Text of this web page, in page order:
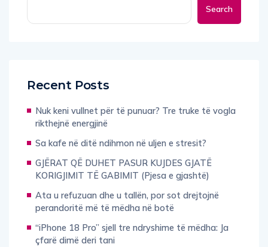
Search
Recent Posts
Nuk keni vullnet për të punuar? Tre truke të vogla
rikthejnë energjinë
Sa kafe në ditë ndihmon në uljen e stresit?
GJËRAT QË DUHET PASUR KUJDES GJATË
KORIGJIMIT TË GABIMIT (Pjesa e gjashtë)
Ata u refuzuan dhe u tallën, por sot drejtojnë
perandoritë më të mëdha në botë
“iPhone 18 Pro” sjell tre ndryshime të mëdha: Ja
çfarë dimë deri tani